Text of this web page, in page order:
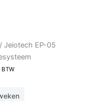
/ Jeiotech EP-05